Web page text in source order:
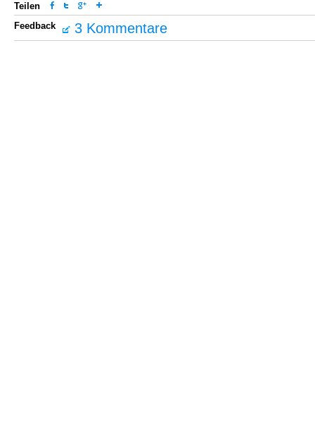
Teilen
Feedback
3 Kommentare